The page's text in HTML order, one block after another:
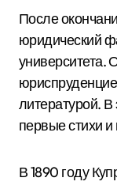
После
юридический
университета.
литературой. В
первые стихи
В 1890 году